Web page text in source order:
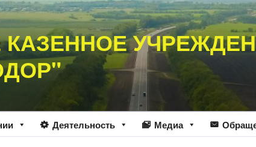
Деятельность Медиа